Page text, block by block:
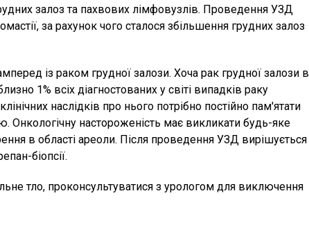
залоз та пахвових лімфовузлів. Проведення УЗД
за рахунок чого сталося збільшення грудних залоз
із раком грудної залози. Хоча рак грудної залози в
1% всіх діагностованих у світі випадків раку
наслідків про нього потрібно постійно пам'ятати
Онкологічну настороженість має викликати будь-яке
в області ареоли. Після проведення УЗД вирішується
біопсії.
тло, проконсультуватися з урологом для виключення